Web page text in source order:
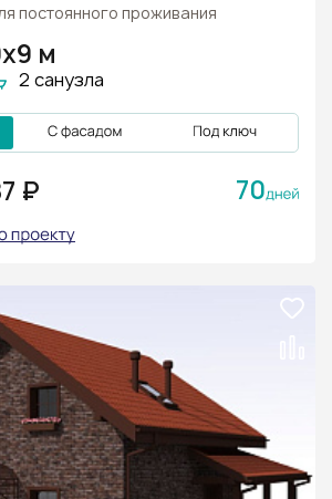
постоянного проживания
м
2 санузла
₽ 70